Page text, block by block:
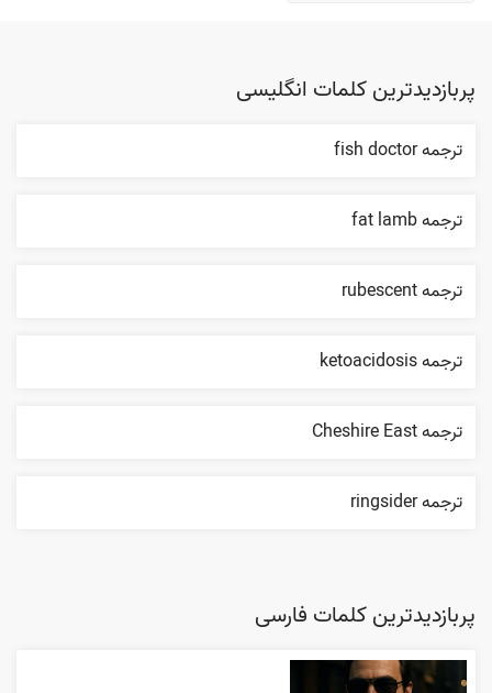
پربازدیدترین کلمات انگلیسی
ترجمه fish doctor
ترجمه fat lamb
ترجمه rubescent
ترجمه ketoacidosis
ترجمه Cheshire East
ترجمه ringsider
پربازدیدترین کلمات فارسی